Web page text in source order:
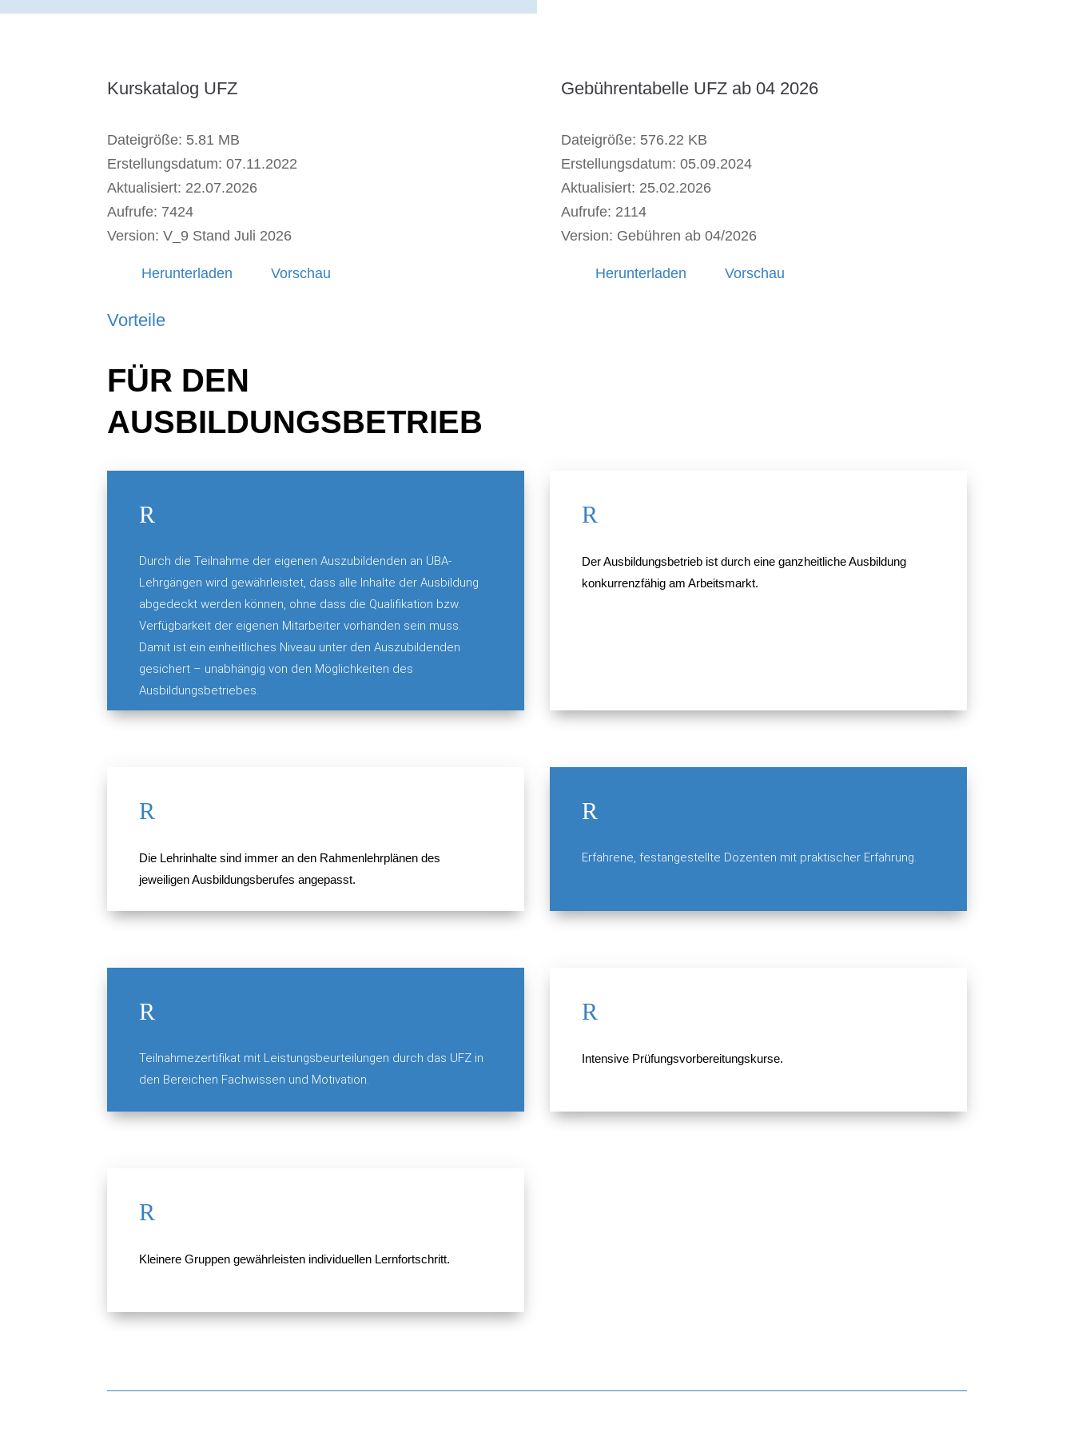
Kurskatalog UFZ
Dateigröße: 5.81 MB
Erstellungsdatum: 07.11.2022
Aktualisiert: 22.07.2026
Aufrufe: 7424
Version: V_9 Stand Juli 2026
Herunterladen Vorschau
Vorteile
FÜR DEN
AUSBILDUNGSBETRIEB
Gebührentabelle UFZ ab 04 2026
Dateigröße: 576.22 KB
Erstellungsdatum: 05.09.2024
Aktualisiert: 25.02.2026
Aufrufe: 2114
Version: Gebühren ab 04/2026
Herunterladen Vorschau
R
Durch die Teilnahme der eigenen Auszubildenden an ÜBA-
Lehrgängen wird gewährleistet, dass alle Inhalte der Ausbildung
abgedeckt werden können, ohne dass die Qualifikation bzw.
Verfügbarkeit der eigenen Mitarbeiter vorhanden sein muss.
Damit ist ein einheitliches Niveau unter den Auszubildenden
gesichert – unabhängig von den Möglichkeiten des
Ausbildungsbetriebes.
R
Der Ausbildungsbetrieb ist durch eine ganzheitliche Ausbildung
konkurrenzfähig am Arbeitsmarkt.
R
Die Lehrinhalte sind immer an den Rahmenlehrplänen des
jeweiligen Ausbildungsberufes angepasst.
R
Erfahrene, festangestellte Dozenten mit praktischer Erfahrung.
R
Teilnahmezertifikat mit Leistungsbeurteilungen durch das UFZ in
den Bereichen Fachwissen und Motivation.
R
Intensive Prüfungsvorbereitungskurse.
R
Kleinere Gruppen gewährleisten individuellen Lernfortschritt.